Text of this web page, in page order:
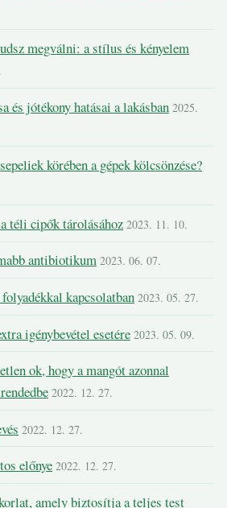
megválni: a stílus és kényelem
és jótékony hatásai a lakásban 2025.
körében a gépek kölcsönzése?
téli cipők tárolásához 2023. 11. 10.
antibiotikum 2023. 06. 07.
kapcsolatban 2023. 05. 27.
igénybevétel esetére 2023. 05. 09.
ok, hogy a mangót azonnal
2022. 12. 27.
2022. 12. 27.
előnye 2022. 12. 27.
amely biztosítja a teljes test